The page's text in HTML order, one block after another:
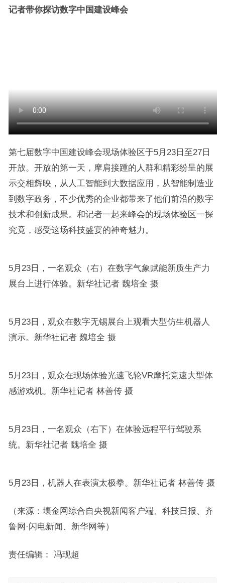
记者带你探访数字中国建设峰会
第七届数字中国建设峰会现场体验区于5月23日至27日
开放。开放的第一天，摩肩接踵的人群和精彩纷呈的展
示交相辉映，从人工智能到大数据应用，从智能制造业
到数字政务，不少优秀的企业都带来了他们前沿的数字
技术和创新成果。和记者一起来峰会的现场体验区一探
究竟，感受这场科技盛宴的神奇魅力。
5月23日，一名观众（右）在数字气象赋能新质生产力
展台上进行体验。新华社记者 魏培全 摄
5月23日，观众在数字无锡展台上观看大型仿生机器人
演示。新华社记者 魏培全 摄
5月23日，观众在现场体验光速飞轮VR摩托竞速大型体
感游戏机。新华社记者 林善传 摄
5月23日，一名观众（右下）在体验远程平行驾驶系
统。新华社记者 魏培全 摄
5月23日，机器人在表演太极拳。新华社记者 林善传 摄
（来源：壤金网综合自央视新闻客户端、科技日报、齐
鲁网·闪电新闻、新华网等）
责任编辑： 冯现超